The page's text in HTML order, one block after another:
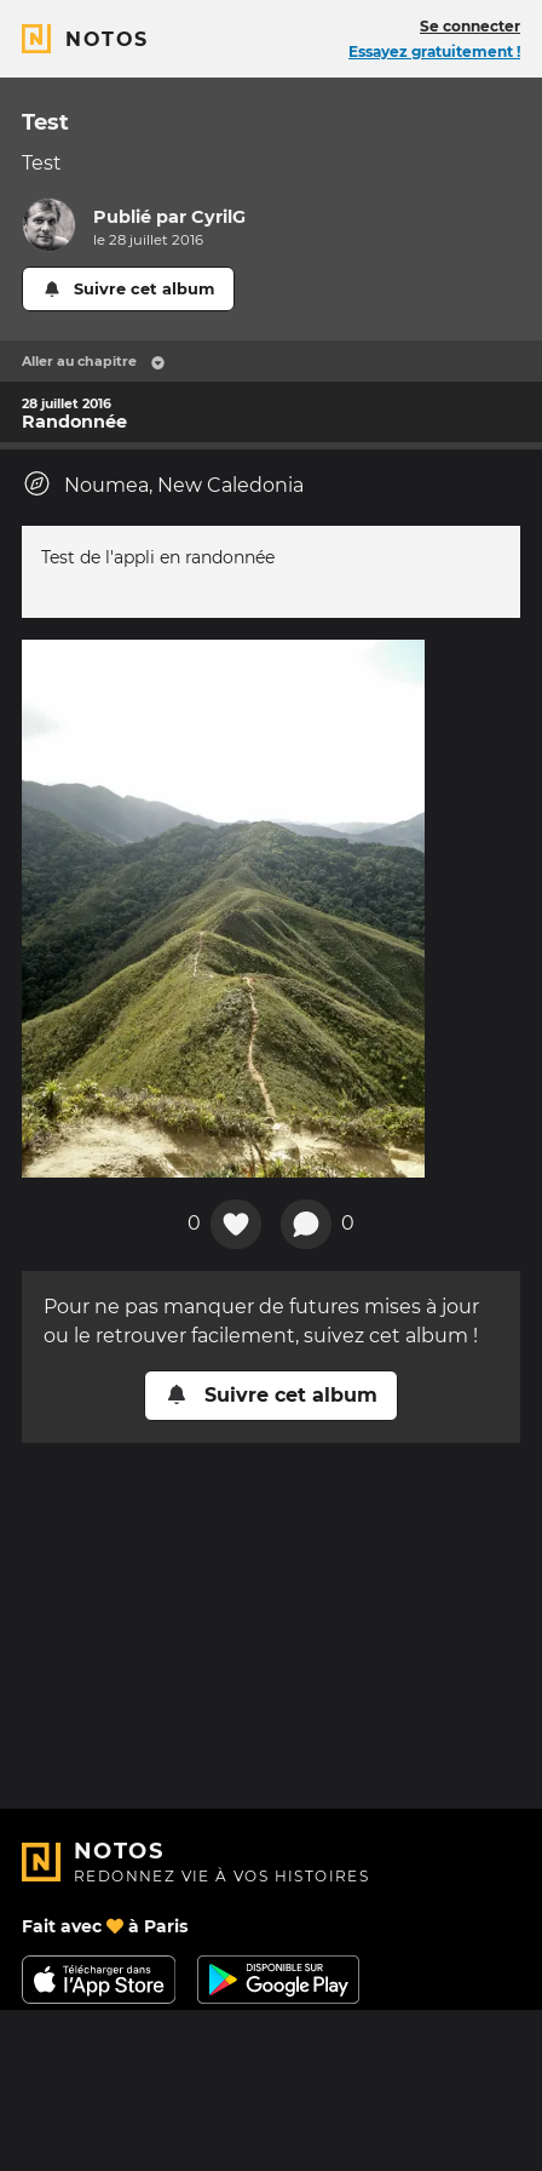
NOTOS
Se connecter
Essayez gratuitement !
Test
Test
Publié parCyrilG
le 28 juillet 2016
Suivre cet album
Aller au chapitre
28 juillet 2016
Randonnée
Noumea, New Caledonia
Test de l'appli en randonnée
0 0
Pour ne pas manquer de futures mises à jour
ou le retrouver facilement, suivez cet album !
Suivre cet album
NOTOS
REDONNEZ VIE À VOS HISTOIRES
Fait avec à Paris